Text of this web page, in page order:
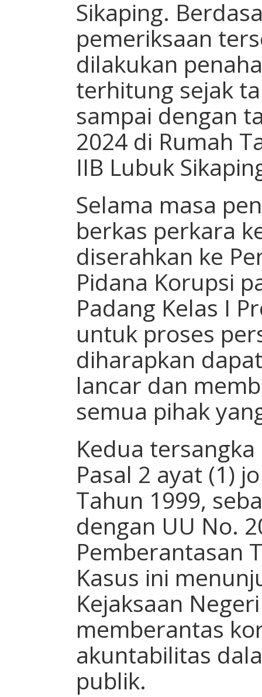
Sikaping.
pemeriksaan
dilakukan
terhitung sejak
sampai dengan
2024 di Rumah
IIB Lubuk
Selama masa
berkas perkara
diserahkan ke
Pidana Korupsi
Padang Kelas I
untuk proses
diharapkan
lancar dan
semua pihak
Kedua
Pasal 2 ayat (1)
Tahun 1999,
dengan UU No.
Pemberantasan
Kasus ini
Kejaksaan
memberantas
akuntabilitas
publik.